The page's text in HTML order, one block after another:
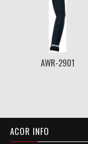
AWR-2901
ACOR INFO